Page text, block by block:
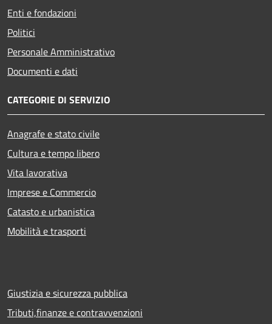
Enti e fondazioni
Politici
Personale Amministrativo
Documenti e dati
CATEGORIE DI SERVIZIO
Anagrafe e stato civile
Cultura e tempo libero
Vita lavorativa
Imprese e Commercio
Catasto e urbanistica
Mobilità e trasporti
Giustizia e sicurezza pubblica
Tributi,finanze e contravvenzioni